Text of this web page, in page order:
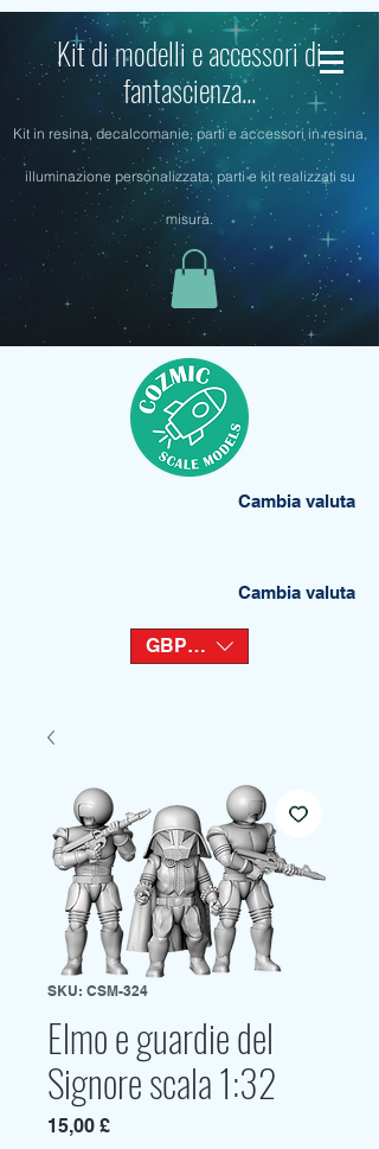
Kit di modelli e accessori di
fantascienza...
Kit in resina, decalcomanie, parti e accessori in resina,
illuminazione personalizzata, parti e kit realizzati su
misura.
Cambia valuta
Cambia valuta
GBP (£)
SKU: CSM-324
Elmo e guardie del
Signore scala 1:32
15,00 £Prezzo